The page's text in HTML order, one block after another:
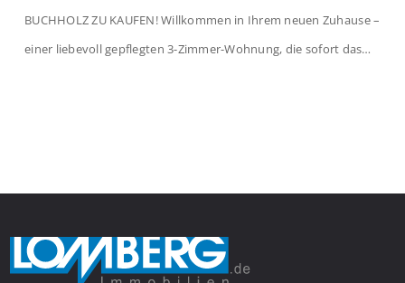
BUCHHOLZ ZU KAUFEN! Willkommen in Ihrem neuen Zuhause –
einer liebevoll gepflegten 3-Zimmer-Wohnung, die sofort das